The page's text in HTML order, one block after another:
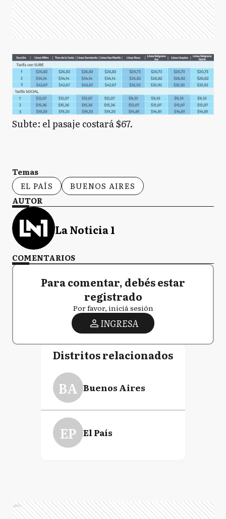
Subte: el pasaje costará $67.
Temas
EL PAÍS
BUENOS AIRES
AUTOR
La Noticia 1
COMENTARIOS
Para comentar, debés estar
registrado
Por favor, iniciá sesión
INGRESA
Distritos relacionados
BA Buenos Aires
EP El País
Ads